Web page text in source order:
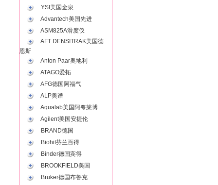
YSI美国金泉
Advantech美国先进
ASM825A滑度仪
AFT DENSITRAK美国德
恩斯
Anton Paar奥地利
ATAGO爱拓
AFG德国阿福气
ALP奥谱
Aqualab美国阿夸莱博
Agilent美国安捷伦
BRAND德国
Biohit芬兰百得
Binder德国宾得
BROOKFIELD美国
Bruker德国布鲁克